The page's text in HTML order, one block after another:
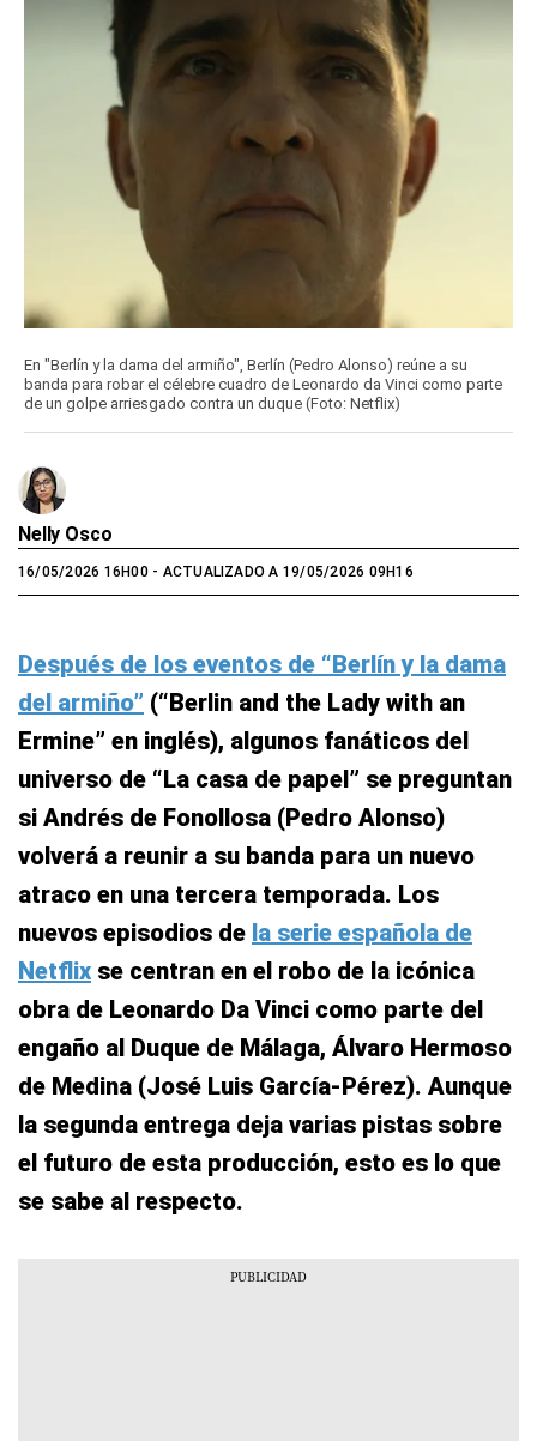
En "Berlín y la dama del armiño", Berlín (Pedro Alonso) reúne a su
banda para robar el célebre cuadro de Leonardo da Vinci como parte
de un golpe arriesgado contra un duque (Foto: Netflix)
Nelly Osco
16/05/2026 16H00- ACTUALIZADO A 19/05/2026 09H16
Después de los eventos de “Berlín y la dama
del armiño” (“Berlin and the Lady with an
Ermine” en inglés), algunos fanáticos del
universo de “La casa de papel” se preguntan
si Andrés de Fonollosa (Pedro Alonso)
volverá a reunir a su banda para un nuevo
atraco en una tercera temporada. Los
nuevos episodios de la serie española de
Netflix se centran en el robo de la icónica
obra de Leonardo Da Vinci como parte del
engaño al Duque de Málaga, Álvaro Hermoso
de Medina (José Luis García-Pérez). Aunque
la segunda entrega deja varias pistas sobre
el futuro de esta producción, esto es lo que
se sabe al respecto.